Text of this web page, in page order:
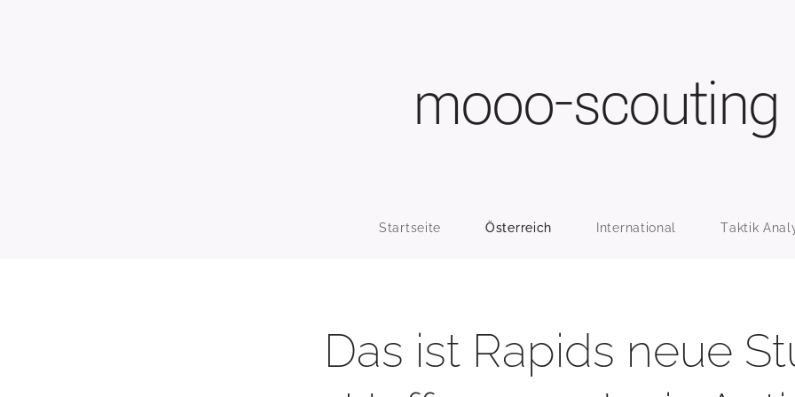
mooo-scouting
Startseite Österreich International Taktik
Das ist Rapids neue